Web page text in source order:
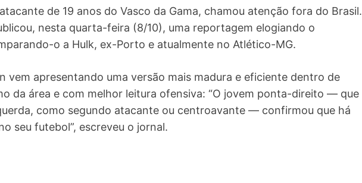
er k
e
dI
n
ar
e
de 19 anos do Vasco da Gama, chamou atenção fora do Brasil.
nesta quarta-feira (8/10), uma reportagem elogiando o
o a Hulk, ex-Porto e atualmente no Atlético-MG.
vem apresentando uma versão mais madura e eficiente dentro de
da área e com melhor leitura ofensiva: “O jovem ponta-direito — que
como segundo atacante ou centroavante — confirmou que há
seu futebol”, escreveu o jornal.